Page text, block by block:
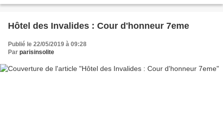
Hôtel des Invalides : Cour d'honneur 7eme
Publié le 22/05/2019 à 09:28
Par parisinsolite